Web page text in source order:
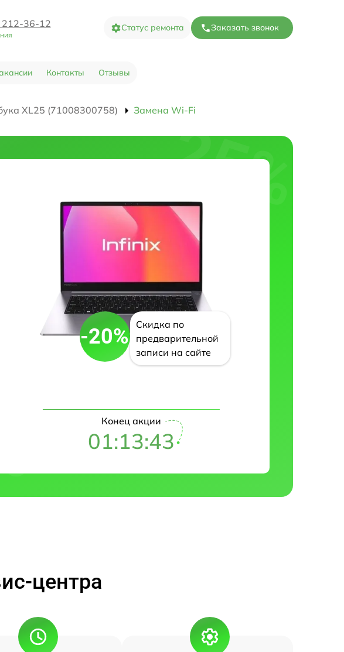
212-36-12 Статус ремонта Заказать звонок
Контакты Отзывы
XL25 (71008300758) Замена Wi-Fi
-20%
Скидка по
предварительной
записи на сайте
Конец акции
01:13:42
центра